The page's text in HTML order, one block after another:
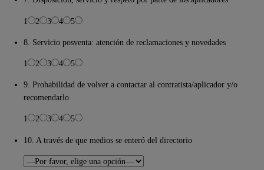
1 2 3 4 5
8. Servicio posventa: atención de reclamaciones y novedades
1 2 3 4 5
9. Probabilidad de volver a contactar al contratista/aplicador y/o
recomendarlo
1 2 3 4 5
10. A través de que medios se enteró del directorio